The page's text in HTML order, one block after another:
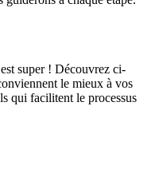
super ! Découvrez ci-
le mieux à vos
qui facilitent le processus